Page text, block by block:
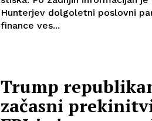
Hunterjev dolgoletni poslovni
finance ves...
Trump
začasni